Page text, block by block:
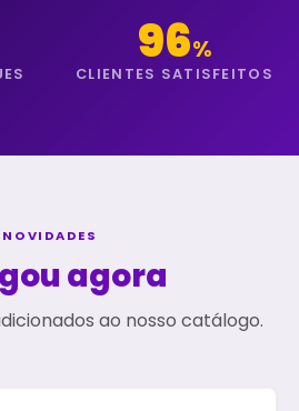
96%
CLIENTES SATISFEITOS
NOVIDADES
agora
ao nosso catálogo.